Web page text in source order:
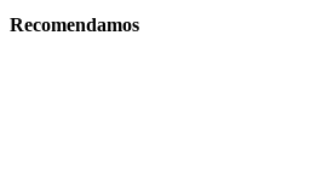
Recomendamos